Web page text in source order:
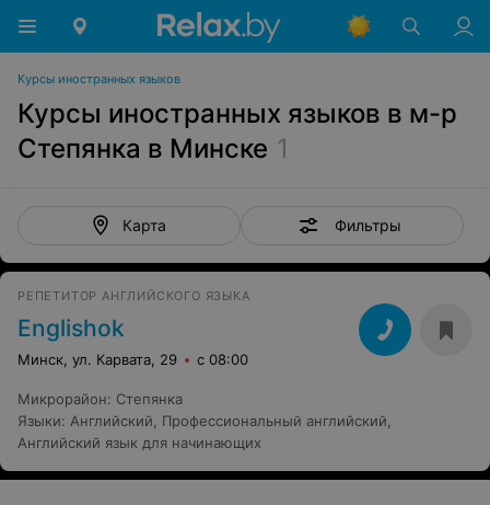
Курсы иностранных языков
Курсы иностранных языков в м-р
Степянка в Минске 1
Карта Фильтры
РЕПЕТИТОР АНГЛИЙСКОГО ЯЗЫКА
Englishok
Минск, ул. Карвата, 29 с 08:00
Микрорайон: Степянка
Языки: Английский Профессиональный английский
Английский язык для начинающих